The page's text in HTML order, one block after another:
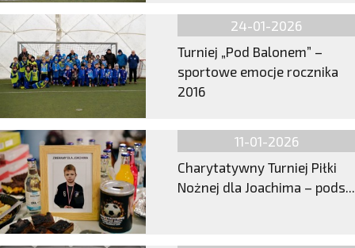
24-01-2026
Turniej „Pod Balonem” –
sportowe emocje rocznika
2016
11-01-2026
Charytatywny Turniej Piłki
Nożnej dla Joachima – pods...